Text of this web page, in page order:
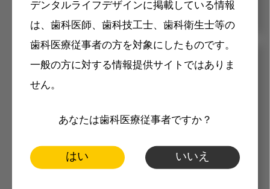
デンタルライフデザインに掲載している情報
は、歯科医師、歯科技工士、歯科衛生士等の
歯科医療従事者の方を対象にしたものです。
一般の方に対する情報提供サイトではありま
せん。
あなたは歯科医療従事者ですか？
はい いいえ
メリット